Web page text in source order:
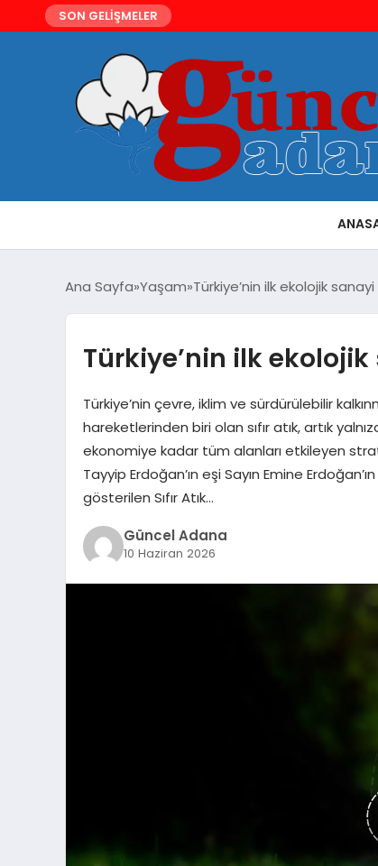
SON GELİŞMELER
Ana Sayfa Yaşam Türkiye’nin ilk ekolojik
Türkiye’nin ilk
Türkiye’nin çevre, iklim ve sürdürülebilir
hareketlerinden biri olan sıfır atık, artık
ekonomiye kadar tüm alanları etkileyen
Tayyip Erdoğan’ın eşi Sayın Emine
gösterilen Sıfır Atık…
Güncel Adana
10 Haziran 2026